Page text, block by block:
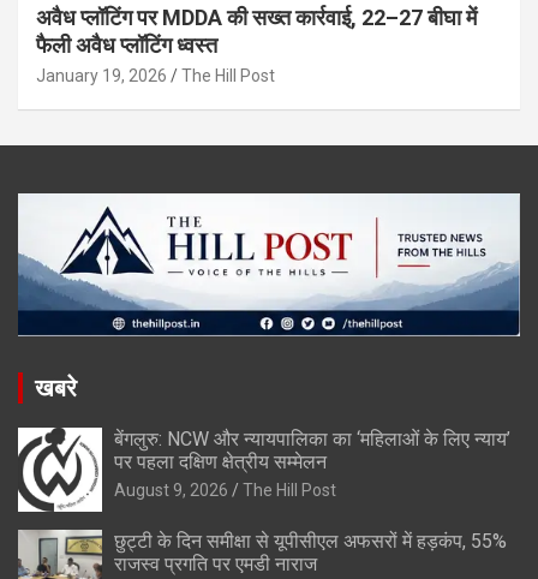
अवैध प्लॉटिंग पर MDDA की सख्त कार्रवाई, 22–27 बीघा में
फैली अवैध प्लॉटिंग ध्वस्त
January 19, 2026 The Hill Post
खबरे
बेंगलुरु: NCW और न्यायपालिका का ‘महिलाओं के लिए न्याय’
पर पहला दक्षिण क्षेत्रीय सम्मेलन
August 9, 2026 The Hill Post
छुट्टी के दिन समीक्षा से यूपीसीएल अफसरों में हड़कंप, 55%
राजस्व प्रगति पर एमडी नाराज